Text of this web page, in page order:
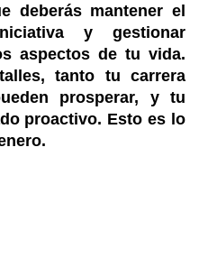
deberás mantener el
y gestionar
aspectos de tu vida.
tanto tu carrera
prosperar, y tu
proactivo. Esto es lo